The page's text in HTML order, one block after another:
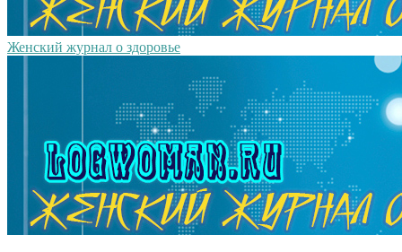
Женский журнал о здоровье